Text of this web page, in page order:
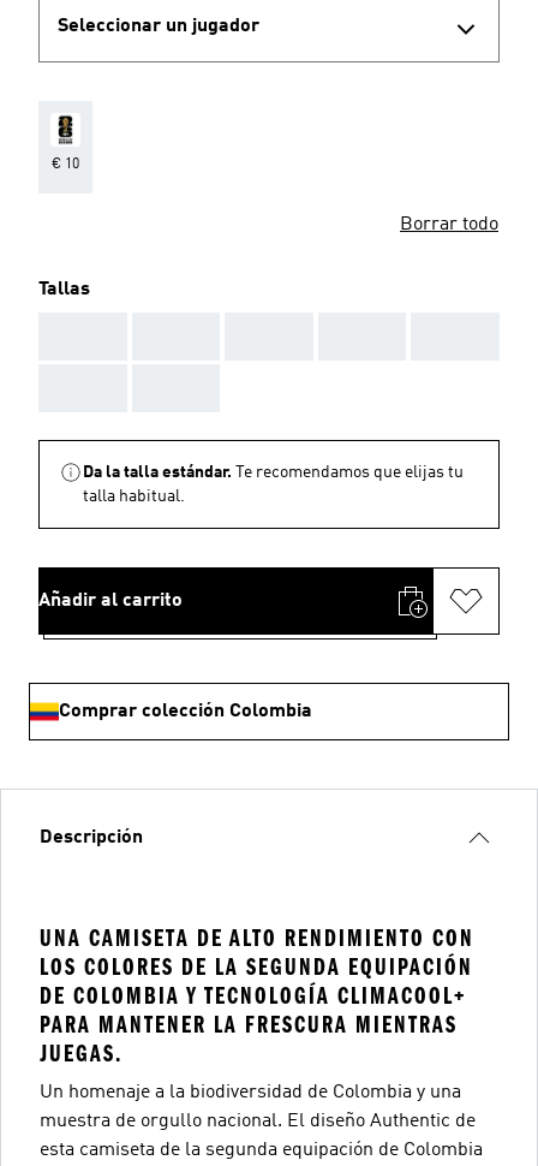
Seleccionar un jugador
€ 10
Borrar todo
Tallas
Da la talla estándar.
Te recomendamos que elijas tu
talla habitual.
Añadir al carrito
Comprar colección Colombia
Descripción
UNA CAMISETA DE ALTO RENDIMIENTO CON
LOS COLORES DE LA SEGUNDA EQUIPACIÓN
DE COLOMBIA Y TECNOLOGÍA CLIMACOOL+
PARA MANTENER LA FRESCURA MIENTRAS
JUEGAS.
Un homenaje a la biodiversidad de Colombia y una
muestra de orgullo nacional. El diseño Authentic de
esta camiseta de la segunda equipación de Colombia